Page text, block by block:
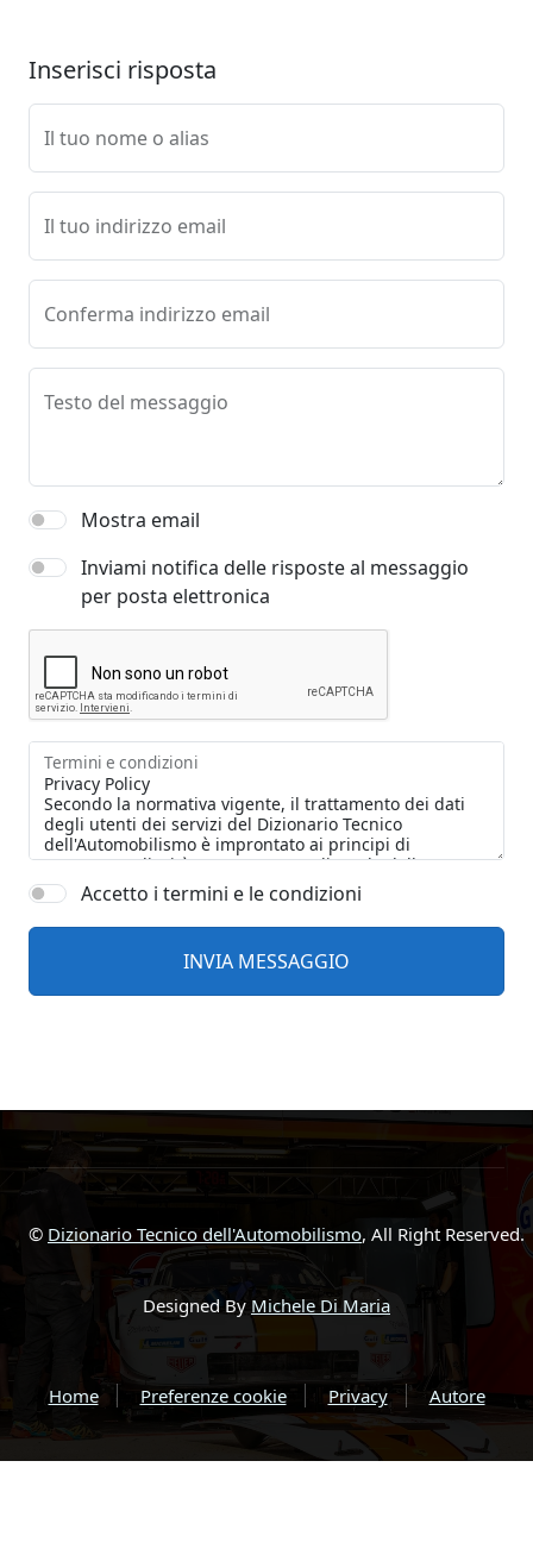
Inserisci risposta
Il tuo nome o alias
Il tuo indirizzo email
Conferma indirizzo email
Testo del messaggio
Mostra email
Inviami notifica delle risposte al messaggio
per posta elettronica
Termini e condizioni
Accetto i termini e le condizioni
© Dizionario Tecnico dell'Automobilismo, All Right Reserved.
Designed By Michele Di Maria
Home Preferenze cookie Privacy Autore